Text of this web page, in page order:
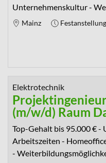
Unternehmenskultur -
Mainz Festanstellung
Elektrotechnik
(m/w/d) Raum
Top-Gehalt bis 95.000 €
Arbeitszeiten -
-